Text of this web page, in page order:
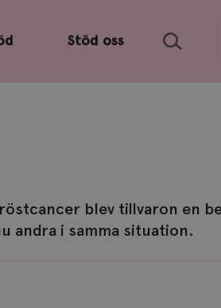
Stöd oss
Sök
blev tillvaron en
andra i samma situation.